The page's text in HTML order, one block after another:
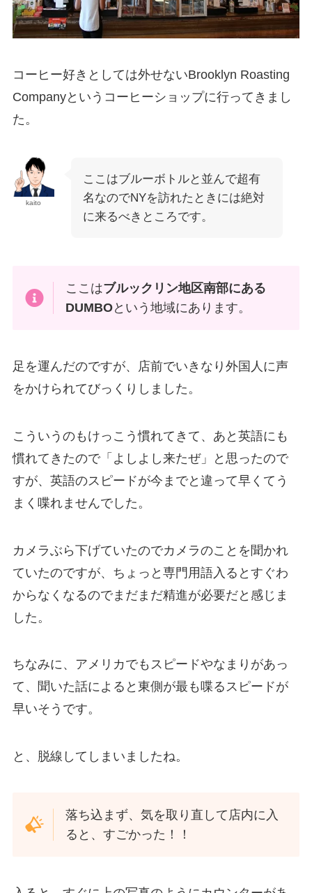
コーヒー好きとしては外せないBrooklyn Roasting
Companyというコーヒーショップに行ってきまし
た。
kaito
ここはブルーボトルと並んで超有
名なのでNYを訪れたときには絶対
に来るべきところです。
ここはブルックリン地区南部にある
DUMBOという地域にあります。
足を運んだのですが、店前でいきなり外国人に声
をかけられてびっくりしました。
こういうのもけっこう慣れてきて、あと英語にも
慣れてきたので「よしよし来たぜ」と思ったので
すが、英語のスピードが今までと違って早くてう
まく喋れませんでした。
カメラぶら下げていたのでカメラのことを聞かれ
ていたのですが、ちょっと専門用語入るとすぐわ
からなくなるのでまだまだ精進が必要だと感じま
した。
ちなみに、アメリカでもスピードやなまりがあっ
て、聞いた話によると東側が最も喋るスピードが
早いそうです。
と、脱線してしまいましたね。
落ち込まず、気を取り直して店内に入
ると、すごかった！！